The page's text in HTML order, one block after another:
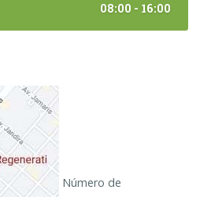
08:00 - 16:00
Número de